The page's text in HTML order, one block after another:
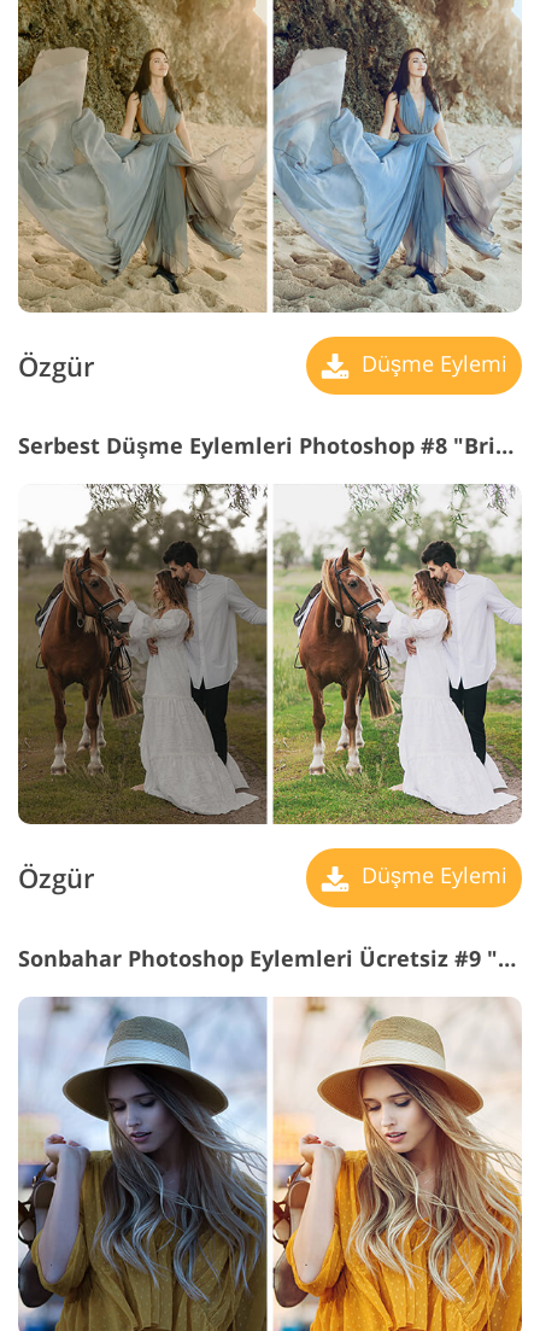
Özgür Düşme Eylemi
Serbest Düşme Eylemleri Photoshop #8 "Bright Colors"
Özgür Düşme Eylemi
Sonbahar Photoshop Eylemleri Ücretsiz #9 "Creative"